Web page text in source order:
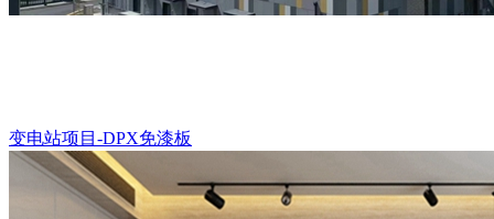
变电站项目-DPX免漆板